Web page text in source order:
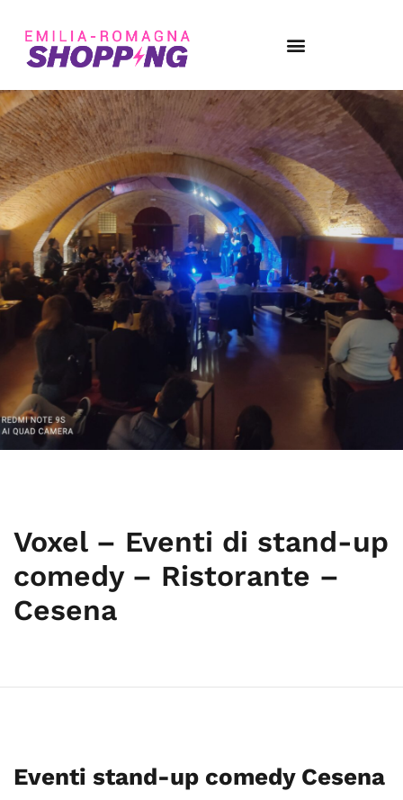
Voxel – Eventi di stand-up
comedy – Ristorante –
Cesena
Eventi stand-up comedy Cesena